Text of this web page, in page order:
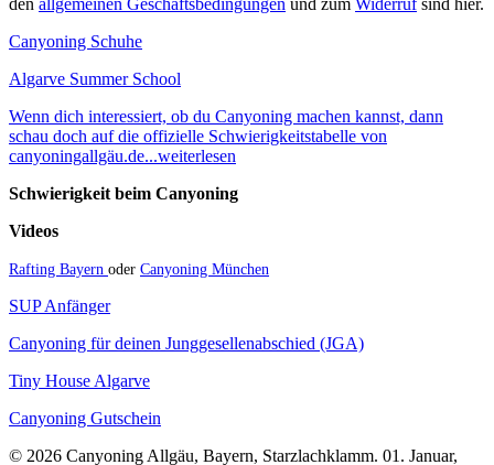
den allgemeinen Geschäftsbedingungen und zum Widerrufsind hier.
Canyoning Schuhe
Algarve Summer School
Wenn dich interessiert, ob du Canyoning machen kannst, dann
schau doch auf die offizielle Schwierigkeitstabelle von
canyoningallgäu.de...weiterlesen
Schwierigkeit beim Canyoning
Videos
Rafting Bayern oder Canyoning München
SUP Anfänger
Canyoning für deinen Junggesellenabschied (JGA)
Tiny House Algarve
Canyoning Gutschein
© 2026 Canyoning Allgäu, Bayern, Starzlachklamm. 01. Januar,